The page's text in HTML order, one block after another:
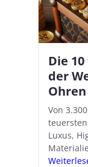
Die
der
Ohren
Von
Luxus,
Apple
18.1:
Mit iOS
in